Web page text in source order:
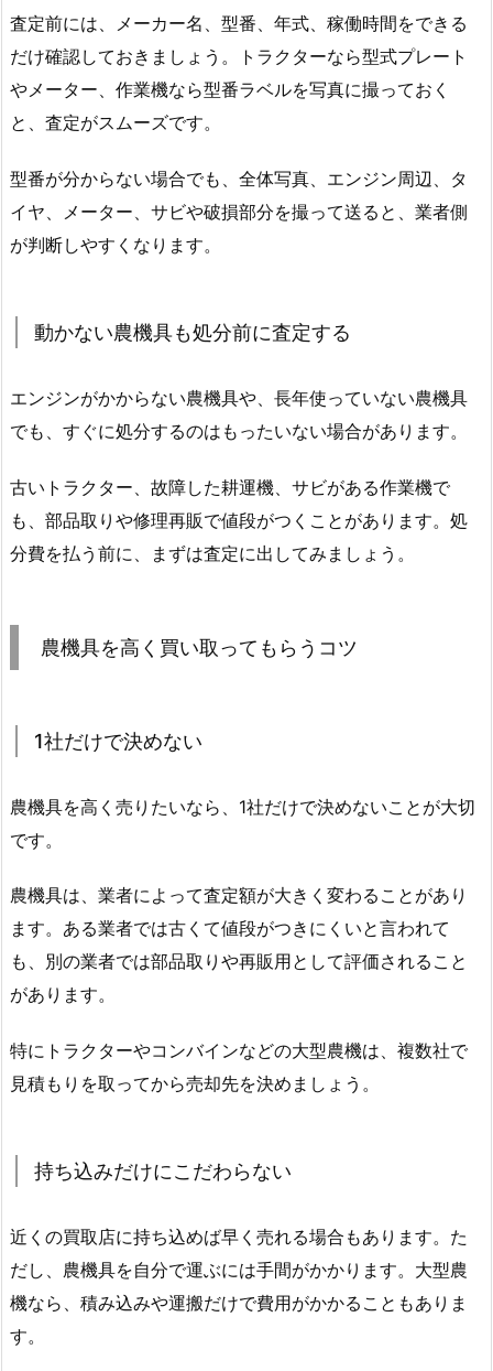
査定前には、メーカー名、型番、年式、稼働時間をできる
だけ確認しておきましょう。トラクターなら型式プレート
やメーター、作業機なら型番ラベルを写真に撮っておく
と、査定がスムーズです。
型番が分からない場合でも、全体写真、エンジン周辺、タ
イヤ、メーター、サビや破損部分を撮って送ると、業者側
が判断しやすくなります。
動かない農機具も処分前に査定する
エンジンがかからない農機具や、長年使っていない農機具
でも、すぐに処分するのはもったいない場合があります。
古いトラクター、故障した耕運機、サビがある作業機で
も、部品取りや修理再販で値段がつくことがあります。処
分費を払う前に、まずは査定に出してみましょう。
農機具を高く買い取ってもらうコツ
1社だけで決めない
農機具を高く売りたいなら、1社だけで決めないことが大切
です。
農機具は、業者によって査定額が大きく変わることがあり
ます。ある業者では古くて値段がつきにくいと言われて
も、別の業者では部品取りや再販用として評価されること
があります。
特にトラクターやコンバインなどの大型農機は、複数社で
見積もりを取ってから売却先を決めましょう。
持ち込みだけにこだわらない
近くの買取店に持ち込めば早く売れる場合もあります。た
だし、農機具を自分で運ぶには手間がかかります。大型農
機なら、積み込みや運搬だけで費用がかかることもありま
す。